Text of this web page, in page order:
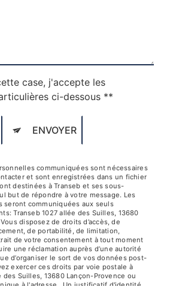
case, j'accepte les
ci-dessous **
ENVOYER
communiquées sont nécessaires
et sont enregistrées dans un fichier
destinées à Transeb et ses sous-
but de répondre à votre message. Les
seront communiquées aux seuls
Transeb 1027 allée des Suilles, 13680
disposez de droits d’accès, de
de portabilité, de limitation,
de votre consentement à tout moment
une réclamation auprès d’une autorité
d’organiser le sort de vos données post-
exercer ces droits par voie postale à
des Suilles, 13680 Lançon-Provence ou